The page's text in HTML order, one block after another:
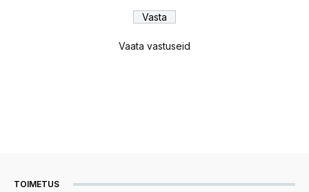
Vaata vastuseid
TOIMETUS